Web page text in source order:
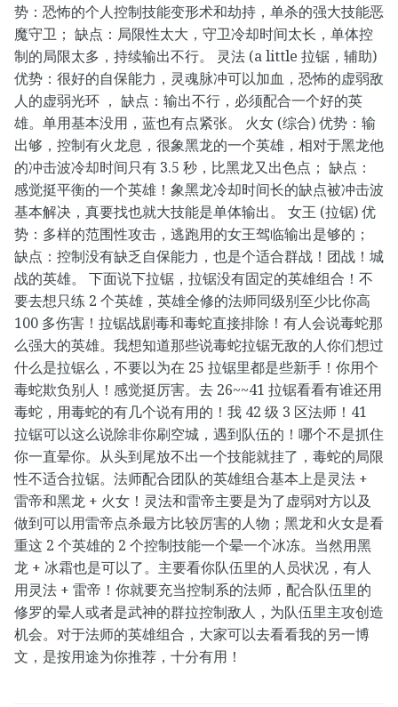
势：恐怖的个人控制技能变形术和劫持，单杀的强大技能恶
魔守卫； 缺点：局限性太大，守卫冷却时间太长，单体控
制的局限太多，持续输出不行。 灵法 (a little 拉锯，辅助)
优势：很好的自保能力，灵魂脉冲可以加血，恐怖的虚弱敌
人的虚弱光环 ， 缺点：输出不行，必须配合一个好的英
雄。单用基本没用，蓝也有点紧张。 火女 (综合) 优势：输
出够，控制有火龙息，很象黑龙的一个英雄，相对于黑龙他
的冲击波冷却时间只有 3.5 秒，比黑龙又出色点； 缺点：
感觉挺平衡的一个英雄！象黑龙冷却时间长的缺点被冲击波
基本解决，真要找也就大技能是单体输出。 女王 (拉锯) 优
势：多样的范围性攻击，逃跑用的女王驾临输出是够的；
缺点：控制没有缺乏自保能力，也是个适合群战！团战！城
战的英雄。 下面说下拉锯，拉锯没有固定的英雄组合！不
要去想只练 2 个英雄，英雄全修的法师同级别至少比你高
100 多伤害！拉锯战剧毒和毒蛇直接排除！有人会说毒蛇那
么强大的英雄。我想知道那些说毒蛇拉锯无敌的人你们想过
什么是拉锯么，不要以为在 25 拉锯里都是些新手！你用个
毒蛇欺负别人！感觉挺厉害。去 26~~41 拉锯看看有谁还用
毒蛇，用毒蛇的有几个说有用的！我 42 级 3 区法师！41
拉锯可以这么说除非你刷空城，遇到队伍的！哪个不是抓住
你一直晕你。从头到尾放不出一个技能就挂了，毒蛇的局限
性不适合拉锯。法师配合团队的英雄组合基本上是灵法 +
雷帝和黑龙 + 火女！灵法和雷帝主要是为了虚弱对方以及
做到可以用雷帝点杀最方比较厉害的人物；黑龙和火女是看
重这 2 个英雄的 2 个控制技能一个晕一个冰冻。当然用黑
龙 + 冰霜也是可以了。主要看你队伍里的人员状况，有人
用灵法 + 雷帝！你就要充当控制系的法师，配合队伍里的
修罗的晕人或者是武神的群拉控制敌人，为队伍里主攻创造
机会。对于法师的英雄组合，大家可以去看看我的另一博
文，是按用途为你推荐，十分有用！